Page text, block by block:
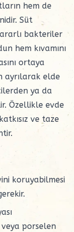
hem de
Süt
bakteriler
hem kıvamını
ortaya
ayrılarak elde
ya da
Özellikle evde
ve taze
koruyabilmesi
veya porselen